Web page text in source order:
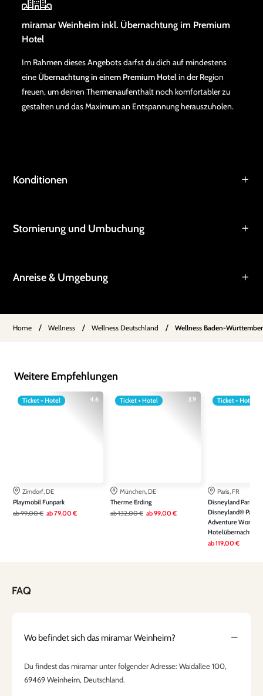
miramar Weinheim inkl. Übernachtung im Premium
Hotel
Im Rahmen dieses Angebots darfst du dich auf mindestens
eine Übernachtung in einem Premium Hotelin der Region
freuen, um deinen Thermenaufenthalt noch komfortabler zu
gestalten und das Maximum an Entspannung herauszuholen.
Konditionen
Stornierung und Umbuchung
Anreise & Umgebung
Home / Wellness / Wellness Deutschland / Wellness Baden-
Weitere Empfehlungen
4.6
Ticket + Hotel
Zirndorf, DE
Playmobil Funpark
ab99,00 € ab79,00 €
3.9
Ticket + Hotel
München, DE
Therme Erding
ab132,00 € ab99,00 €
Ticket + Hotel
Paris, FR
Disneyland Paris:
Disneyland® Park
Adventure World
Hotelübernachtung
ab119,00 €
FAQ
Wo befindet sich das miramar Weinheim?
Du findest das miramar unter folgender Adresse: Waidallee 100,
69469 Weinheim, Deutschland.